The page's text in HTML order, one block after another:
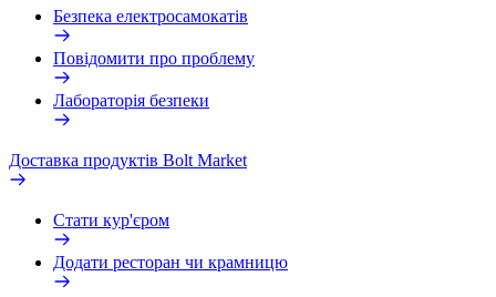
Безпека електросамокатів
Повідомити про проблему
Лабораторія безпеки
Доставка продуктів Bolt Market
Стати кур'єром
Додати ресторан чи крамницю